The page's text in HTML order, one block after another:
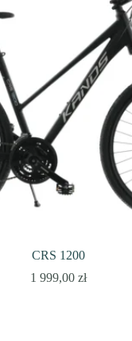
CRS 1200
1 999,00 zł